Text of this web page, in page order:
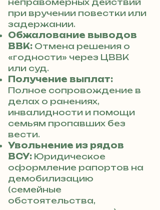
неправомерных действий
при вручении повестки или
задержании.
Обжалование выводов
ВВК: Отмена решения о
«годности» через ЦВВК
или суд.
Получение выплат:
Полное сопровождение в
делах о ранениях,
инвалидности и помощи
семьям пропавших без
вести.
Увольнение из рядов
ВСУ: Юридическое
оформление рапортов на
демобилизацию
(семейные
обстоятельства,